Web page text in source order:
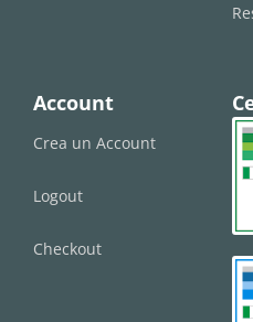
Account
Crea un Account
Logout
Checkout